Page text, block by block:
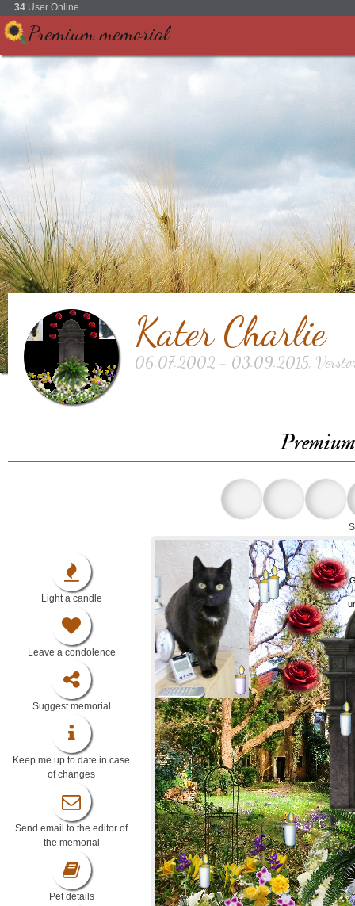
34 User Online
Premium memorial
Kater Charlie
06.07.2002 - 03.09.2015,
Light a candle
Leave a condolence
Suggest memorial
Keep me up to date in case
of changes
Send email to the editor of
the memorial
Pet details